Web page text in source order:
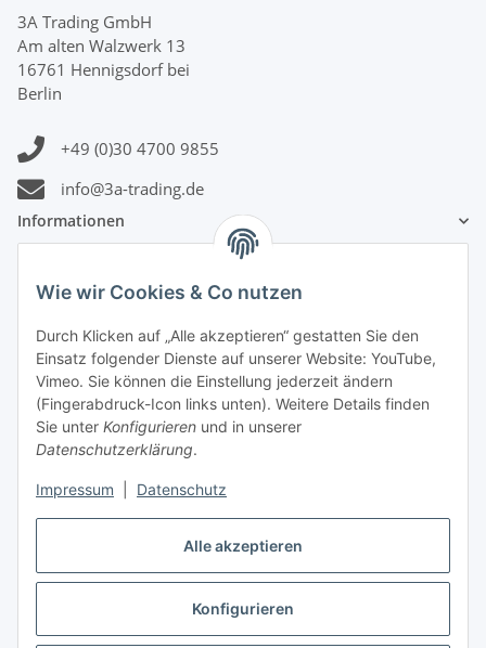
Alle akzeptieren
Konfigurieren
Wie wir Cookies & Co nutzen
Durch Klicken auf „Alle akzeptieren“ gestatten Sie den
Einsatz folgender Dienste auf unserer Website: YouTube,
Vimeo. Sie können die Einstellung jederzeit ändern
(Fingerabdruck-Icon links unten). Weitere Details finden
Sie unter Konfigurieren und in unserer
Datenschutzerklärung.
Impressum Datenschutz
3A Trading GmbH
Am alten Walzwerk 13
16761 Hennigsdorf bei
Berlin
+49 (0)30 4700 9855
info@3a-trading.de
Informationen
Gesetzliche Informationen
Zahlungsinformationen
Versandinformationen
Vertrag widerrufen